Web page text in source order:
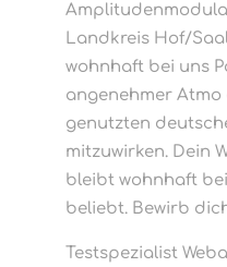
Landkreis Hof/
wohnhaft bei uns
angenehmer
genutzten
mitzuwirken. Dein
bleibt wohnhaft
beliebt. Bewirb
Testspezialist